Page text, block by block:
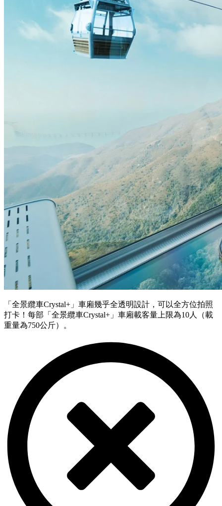
「全景纜車Crystal+」車廂幾乎全透明設計，可以全方位拍照
打卡！每部「全景纜車Crystal+」車廂載客量上限為10人（載
重量為750公斤）。